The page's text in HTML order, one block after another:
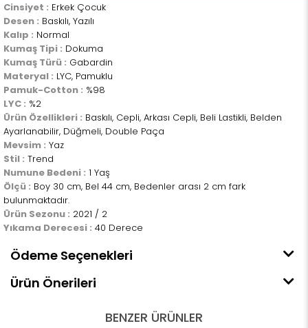
Cinsiyet : Erkek Çocuk
Desen : Baskılı, Yazılı
Kalıp : Normal
Kumaş Tipi : Dokuma
Kumaş Türü : Gabardin
Materyal : LYC, Pamuklu
Pamuk-Cotton : %98
LYC : %2
Ürün Özellikleri : Baskılı, Cepli, Arkası Cepli, Beli Lastikli, Belden
Ayarlanabilir, Düğmeli, Double Paça
Mevsim : Yaz
Stil : Trend
Numune Bedeni : 1 Yaş
Ölçü : Boy 30 cm, Bel 44 cm, Bedenler arası 2 cm fark
bulunmaktadır.
Ürün Sezonu : 2021 / 2
Yıkama Derecesi : 40 Derece
Ödeme Seçenekleri
Ürün Önerileri
BENZER ÜRÜNLER